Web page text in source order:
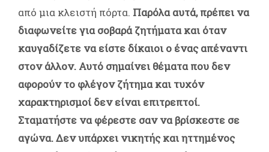
από μια κλειστή πόρτα. Παρόλα αυτά, πρέπει να
διαφωνείτε για σοβαρά ζητήματα και όταν
καυγαδίζετε να είστε δίκαιοι ο ένας απέναντι
στον άλλον. Αυτό σημαίνει θέματα που δεν
αφορούν το φλέγον ζήτημα και τυχόν
χαρακτηρισμοί δεν είναι επιτρεπτοί.
Σταματήστε να φέρεστε σαν να βρίσκεστε σε
αγώνα. Δεν υπάρχει νικητής και ηττημένος